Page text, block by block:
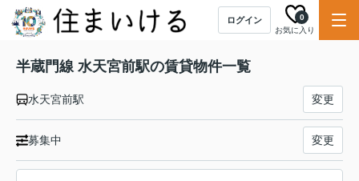
ログイン
お気に入り
0
半蔵門線 水天宮前駅の賃貸物件一覧
水天宮前駅 変更
募集中 変更